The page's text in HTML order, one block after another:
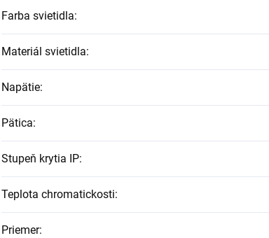
Farba svietidla:
Materiál svietidla:
Napätie:
Pätica:
Stupeň krytia IP:
Teplota chromatickosti:
Priemer: